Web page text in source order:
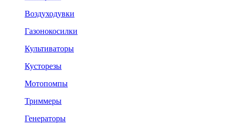
Воздуходувки
Газонокосилки
Культиваторы
Кусторезы
Мотопомпы
Триммеры
Генераторы